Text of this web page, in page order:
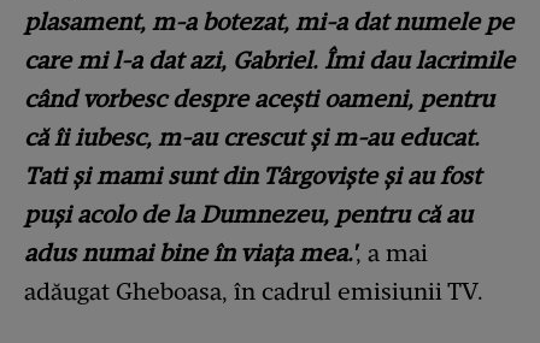
plasament, m-a botezat, mi-a dat numele pe
care mi l-a dat azi, Gabriel. Îmi dau lacrimile
când vorbesc despre acești oameni, pentru
că îi iubesc, m-au crescut și m-au educat.
Tati și mami sunt din Târgoviște și au fost
puși acolo de la Dumnezeu, pentru că au
adus numai bine în viața mea.', a mai
adăugat Gheboasa, în cadrul emisiunii TV.